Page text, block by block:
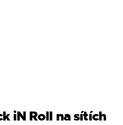
iN Roll na sítích